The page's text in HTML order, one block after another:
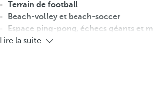
Terrain de football
Beach-volley et beach-soccer
Espace ping-pong, échecs géants et
Lire la suite